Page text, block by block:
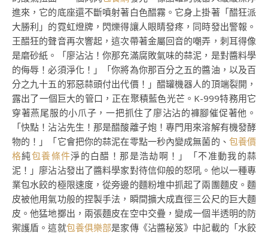
進來，它的底座還不斷噴射著白色醋霧。它身上掛著「醋狂派
大勝利」的霓虹燈牌，閃爍得讓人眼睛發疼，同時發出警報。
王醋狂的聲音再次響起，這次帶著金屬回音的嘲弄，刺耳得像
是磨砂紙。「廖沾沾！你那充滿腐敗氣味的蒜泥，是對醬料學
的侮辱！必須淨化！」「你將為你那百分之五的醬油，以及百
分之九十五的邪惡蒜頭付出代價！」醋罐機器人的頂端裂開，
露出了一個巨大的管口，正在聚積藍色光芒。K-999特務用它
穿著燕尾服的小爪子，一把抓住了廖沾沾的褲腳催促著他。
「快點！沾沾先生！那是醋酸離子炮！專門用來溶解有機發酵
物的！」「它會把你的蒜泥在零點一秒內變成無菌的、 包養價
格純包養條件淨的白醋！那是浩劫啊！」「不准動我的蒜
泥！」廖沾沾發出了醬料學家對待信仰般的怒吼。他以一種專
業包水餃的極限速度，從旁邊的麵粉堆中抓起了兩團麵皮。麵
皮被他用氣功般的捏製手法，瞬間擴大成直徑三公尺的巨大麵
皮。他猛地擲出，兩張麵皮在空中交疊，變成一個半透明的防
禦護盾。這就包養俱樂部是家傳《沾醬秘笈》中記載的「水餃